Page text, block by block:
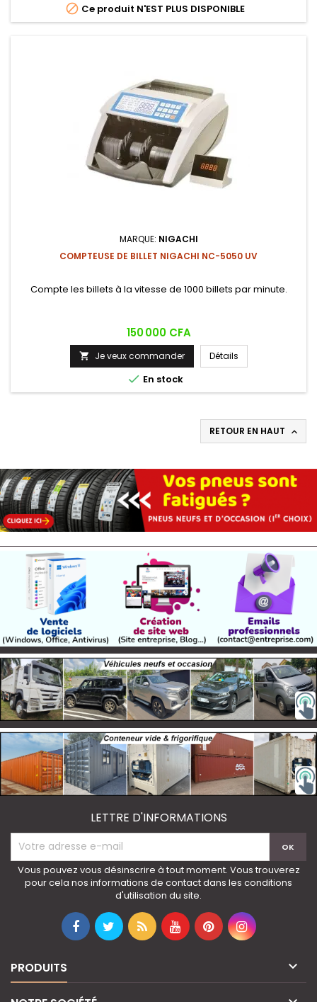
 Ce produit N'EST PLUS DISPONIBLE
MARQUE: NIGACHI
COMPTEUSE DE BILLET NIGACHI NC-5050 UV
Compte les billets à la vitesse de 1000 billets par minute.
Prix
150 000 CFA
 Je veux commander Détails
 En stock
RETOUR EN HAUT 
LETTRE D'INFORMATIONS
Vous pouvez vous désinscrire à tout moment. Vous trouverez
pour cela nos informations de contact dans les conditions
d'utilisation du site.
PRODUITS 